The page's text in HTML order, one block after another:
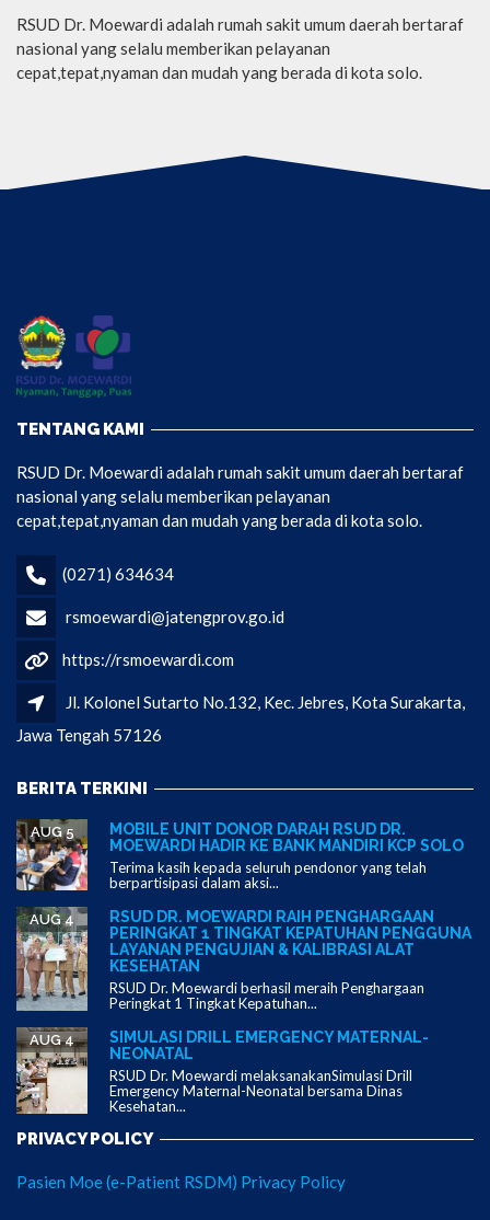
RSUD Dr. Moewardi adalah rumah sakit umum daerah bertaraf
nasional yang selalu memberikan pelayanan
cepat,tepat,nyaman dan mudah yang berada di kota solo.
TENTANG KAMI
RSUD Dr. Moewardi adalah rumah sakit umum daerah bertaraf
nasional yang selalu memberikan pelayanan
cepat,tepat,nyaman dan mudah yang berada di kota solo.
(0271) 634634
rsmoewardi@jatengprov.go.id
https://rsmoewardi.com
Jl. Kolonel Sutarto No.132, Kec. Jebres, Kota Surakarta,
Jawa Tengah 57126
BERITA TERKINI
MOBILE UNIT DONOR DARAH RSUD DR.
MOEWARDI HADIR KE BANK MANDIRI KCP SOLO
AUG 5
Terima kasih kepada seluruh pendonor yang telah
berpartisipasi dalam aksi...
RSUD DR. MOEWARDI RAIH PENGHARGAAN
PERINGKAT 1 TINGKAT KEPATUHAN PENGGUNA
LAYANAN PENGUJIAN & KALIBRASI ALAT
KESEHATAN
AUG 4
RSUD Dr. Moewardi berhasil meraih Penghargaan
Peringkat 1 Tingkat Kepatuhan...
SIMULASI DRILL EMERGENCY MATERNAL-
NEONATAL
AUG 4
RSUD Dr. Moewardi melaksanakanSimulasi Drill
Emergency Maternal-Neonatal bersama Dinas
Kesehatan...
PRIVACY POLICY
Pasien Moe (e-Patient RSDM) Privacy Policy